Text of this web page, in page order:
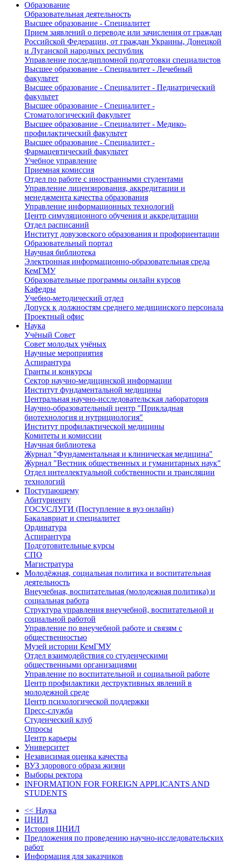
Образование
Образовательная деятельность
Высшее образование - Специалитет
Прием заявлений о переводе или зачисления от граждан
Российской Федерации, от граждан Украины, Донецкой
и Луганской народных республик
Управление последипломной подготовки специалистов
Высшее образование - Специалитет - Лечебный
факультет
Высшее образование - Специалитет - Педиатрический
факультет
Высшее образование - Специалитет -
Стоматологический факультет
Высшее образование - Специалитет - Медико-
профилактический факультет
Высшее образование - Специалитет -
Фармацевтический факультет
Учебное управление
Приемная комиссия
Отдел по работе с иностранными студентами
Управление лицензирования, аккредитации и
менеджмента качества образования
Управление информационных технологий
Центр симуляционного обучения и аккредитации
Отдел расписаний
Институт довузовского образования и профориентации
Образовательный портал
Научная библиотека
Электронная информационно-образовательная среда
КемГМУ
Образовательные программы онлайн курсов
Кафедры
Учебно-методический отдел
Допуск к должностям среднего медицинского персонала
Проектный офис
Наука
Учёный Cовет
Совет молодых учёных
Научные мероприятия
Аспирантура
Гранты и конкурсы
Сектор научно-медицинской информации
Институт фундаментальной медицины
Центральная научно-исследовательская лаборатория
Научно-образовательный центр "Прикладная
биотехнология и нутрициология"
Институт профилактической медицины
Комитеты и комиссии
Научная библиотека
Журнал "Фундаментальная и клиническая медицина"
Журнал "Вестник общественных и гуманитарных наук"
Отдел интеллектуальной собственности и трансляции
технологий
Поступающему
Абитуриенту
ГОСУСЛУГИ (Поступление в вуз онлайн)
Бакалавриат и специалитет
Ординатура
Аспирантура
Подготовительные курсы
СПО
Магистратура
Молодёжная, социальная политика и воспитательная
деятельность
Внеучебная, воспитательная (молодежная политика) и
социальная работа
Структура управления внеучебной, воспитательной и
социальной работой
Управление по внеучебной работе и связям с
общественностью
Музей истории КемГМУ
Отдел взаимодействия со студенческими
общественными организациями
Управление по воспитательной и социальной работе
Центр профилактики деструктивных явлений в
молодежной среде
Центр психологической поддержки
Пресс-служба
Студенческий клуб
Опросы
Центр карьеры
Университет
Независимая оценка качества
ВУЗ здорового образа жизни
Выборы ректора
INFORMATION FOR FOREIGN APPLICANTS AND
STUDENTS
<< Наука
ЦНИЛ
История ЦНИЛ
Предложения по проведению научно-исследовательских
работ
Информация для заказчиков